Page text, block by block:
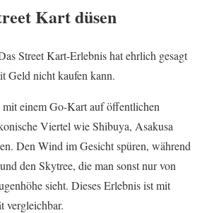
Kart düsen
Street Kart-Erlebnis hat ehrlich gesagt
Geld nicht kaufen kann.
einem Go-Kart auf öffentlichen
Viertel wie Shibuya, Asakusa
Den Wind im Gesicht spüren, während
den Skytree, die man sonst nur von
sieht. Dieses Erlebnis ist mit
vergleichbar.